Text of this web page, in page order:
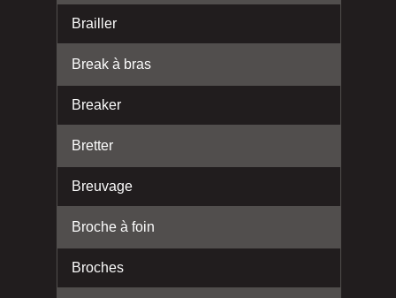
Brailler
Break à bras
Breaker
Bretter
Breuvage
Broche à foin
Broches